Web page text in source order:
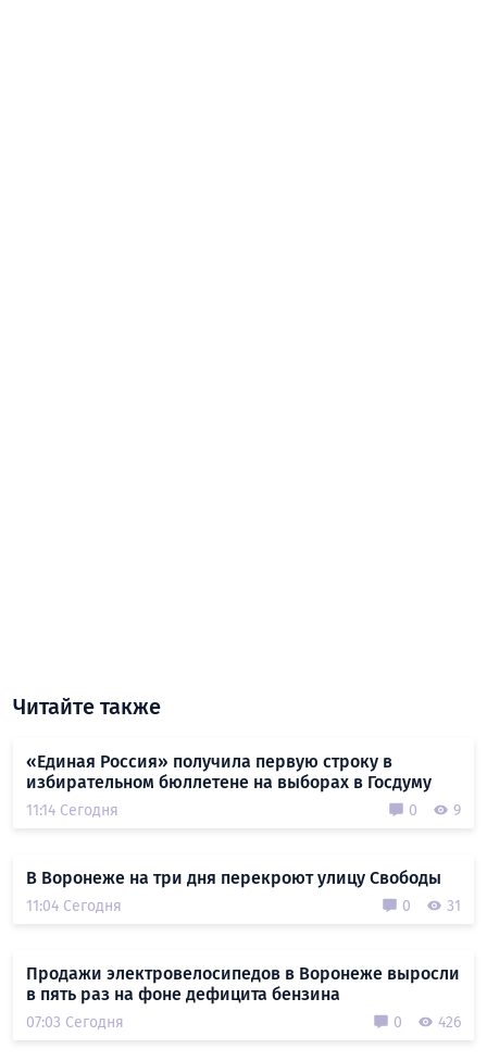
Читайте также
«Единая Россия» получила первую строку в
избирательном бюллетене на выборах в Госдуму
11:14 Сегодня 0 9
В Воронеже на три дня перекроют улицу Свободы
11:04 Сегодня 0 31
Продажи электровелосипедов в Воронеже выросли
в пять раз на фоне дефицита бензина
07:03 Сегодня 0 426